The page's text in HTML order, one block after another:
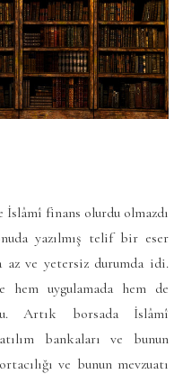
finans olurdu olmazdı
yazılmış telif bir eser
az ve yetersiz durumda idi.
hem uygulamada hem de
Artık borsada İslâmî
bankaları ve bunun
ve bunun mevzuatı